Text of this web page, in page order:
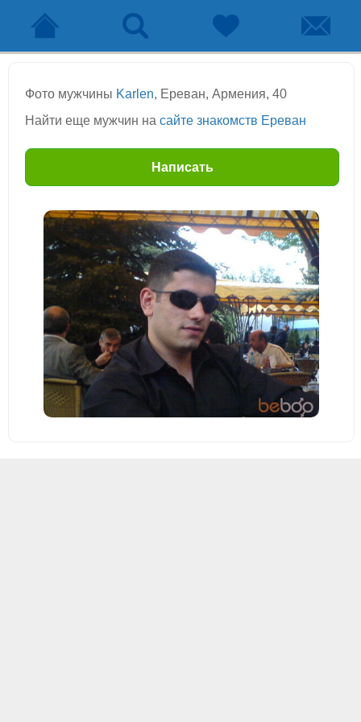
Фото мужчины Karlen, Ереван, Армения, 40
Найти еще мужчин на сайте знакомств Ереван
Написать